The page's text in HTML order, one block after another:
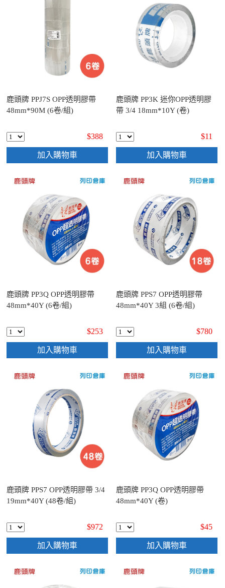
鹿頭牌 PPJ7S OPP透明膠帶
48mm*90M (6卷/組)
$388
加入購物車
鹿頭牌 PP3K 迷你OPP透明膠
帶 3/4 18mm*10Y (卷)
$11
加入購物車
鹿頭牌 PP3Q OPP透明膠帶
48mm*40Y (6卷/組)
$253
加入購物車
鹿頭牌 PPS7 OPP透明膠帶
48mm*40Y 3組 (6卷/組)
$780
加入購物車
鹿頭牌 PPS7 OPP透明膠帶 3/4
19mm*40Y (48卷/組)
$972
加入購物車
鹿頭牌 PP3Q OPP透明膠帶
48mm*40Y (卷)
$45
加入購物車